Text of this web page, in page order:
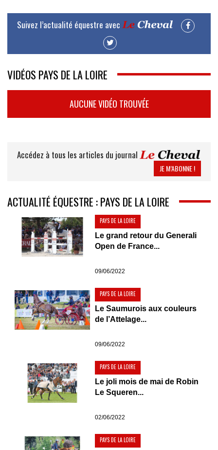
Suivez l’actualité équestre avec
VIDÉOS PAYS DE LA LOIRE
AUCUNE VIDÉO TROUVÉE
Accédez à tous les articles du journal
JE M’ABONNE !
ACTUALITÉ ÉQUESTRE : PAYS DE LA LOIRE
PAYS DE LA LOIRE
Le grand retour du Generali
Open de France...
09/06/2022
PAYS DE LA LOIRE
Le Saumurois aux couleurs
de l’Attelage...
09/06/2022
PAYS DE LA LOIRE
Le joli mois de mai de Robin
Le Squeren...
02/06/2022
PAYS DE LA LOIRE